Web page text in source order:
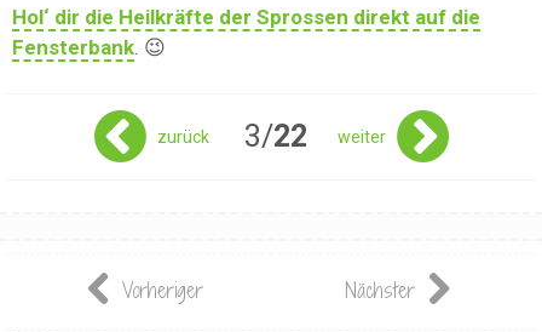
Hol‘ dir die Heilkräfte der Sprossen direkt auf die
Fensterbank. 😉
zurück 3/22 weiter
Vorheriger Nächster